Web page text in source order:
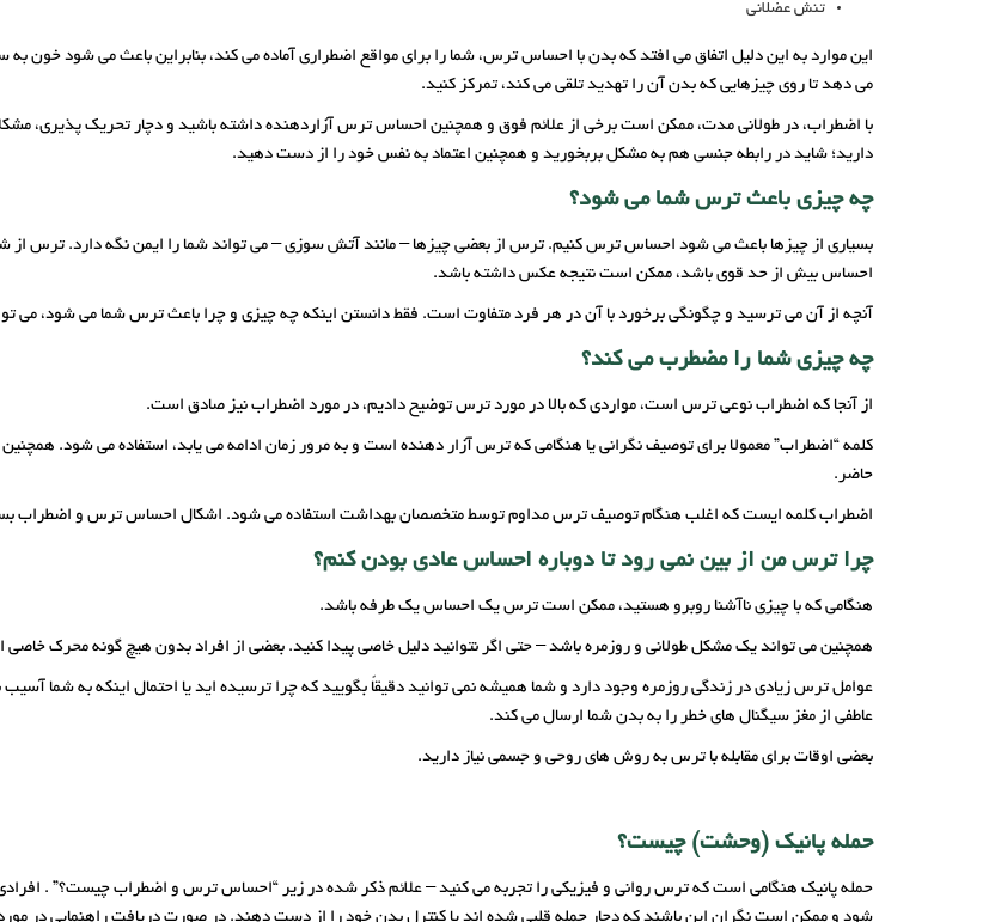
تنش عضلانی
این موارد به این دلیل اتفاق می افتد که بدن با احساس ترس، شما را برای مواقع اضطراری آماده می کند، بنابراین باعث می شود خون
می دهد تا روی چیزهایی که بدن آن را تهدید تلقی می کند، تمرکز کنید.
با اضطراب، در طولانی مدت، ممکن است برخی از علائم فوق و همچنین احساس ترس آزاردهنده داشته باشید و دچار تحریک پذیری،
دارید؛ شاید در رابطه جنسی هم به مشکل بربخورید و همچنین اعتماد به نفس خود را از دست دهید.
چه چیزی باعث ترس شما می شود؟
بسیاری از چیزها باعث می شود احساس ترس کنیم. ترس از بعضی چیزها – مانند آتش سوزی – می تواند شما را ایمن نگه دارد. ترس از
احساس بیش از حد قوی باشد، ممکن است نتیجه عکس داشته باشد.
آنچه از آن می ترسید و چگونگی برخورد با آن در هر فرد متفاوت است. فقط دانستن اینکه چه چیزی و چرا باعث ترس شما می شود، می
چه چیزی شما را مضطرب می کند؟
از آنجا که اضطراب نوعی ترس است، مواردی که بالا در مورد ترس توضیح دادیم، در مورد اضطراب نیز صادق است.
کلمه “اضطراب” معمولا برای توصیف نگرانی یا هنگامی که ترس آزار دهنده است و به مرور زمان ادامه می یابد، استفاده می شود.
حاضر.
اضطراب کلمه ایست که اغلب هنگام توصیف ترس مداوم توسط متخصصان بهداشت استفاده می شود. اشکال احساس ترس و اضطراب
چرا ترس من از بین نمی رود تا دوباره احساس عادی بودن کنم؟
هنگامی که با چیزی ناآشنا روبرو هستید، ممکن است ترس یک احساس یک طرفه باشد.
همچنین می تواند یک مشکل طولانی و روزمره باشد – حتی اگر نتوانید دلیل خاصی پیدا کنید. بعضی از افراد بدون هیچ گونه محرک
عوامل ترس زیادی در زندگی روزمره وجود دارد و شما همیشه نمی توانید دقیقاً بگویید که چرا ترسیده اید یا احتمال اینکه به شما
عاطفی از مغز سیگنال های خطر را به بدن شما ارسال می کند.
بعضی اوقات برای مقابله با ترس به روش های روحی و جسمی نیاز دارید.
حمله پانیک (وحشت) چیست؟
حمله پانیک هنگامی است که ترس روانی و فیزیکی را تجربه می کنید – علائم ذکر شده در زیر “احساس ترس و اضطراب چیست؟” .
شود و ممکن است نگران این باشند که دچار حمله قلبی شده اند یا کنترل بدن خود را از دست دهند. در صورت دریافت راهنمایی در مورد